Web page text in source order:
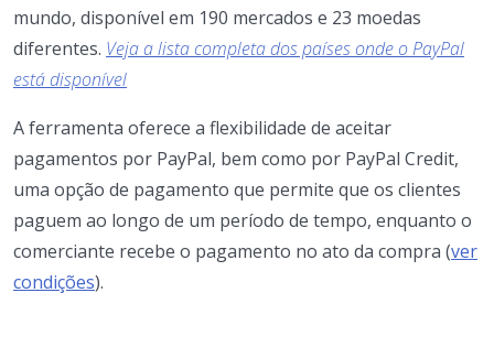
mundo, disponível em 190 mercados e 23 moedas
diferentes. Veja a lista completa dos países onde o PayPal
está disponível
A ferramenta oferece a flexibilidade de aceitar
pagamentos por PayPal, bem como por PayPal Credit,
uma opção de pagamento que permite que os clientes
paguem ao longo de um período de tempo, enquanto o
comerciante recebe o pagamento no ato da compra (ver
condições).